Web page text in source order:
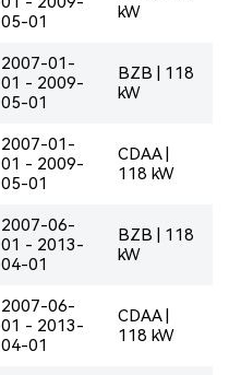
05-01
kW
2007-01-
01 - 2009-
05-01
BZB | 118
kW
2007-01-
01 - 2009-
05-01
CDAA |
118 kW
2007-06-
01 - 2013-
04-01
BZB | 118
kW
2007-06-
01 - 2013-
04-01
CDAA |
118 kW